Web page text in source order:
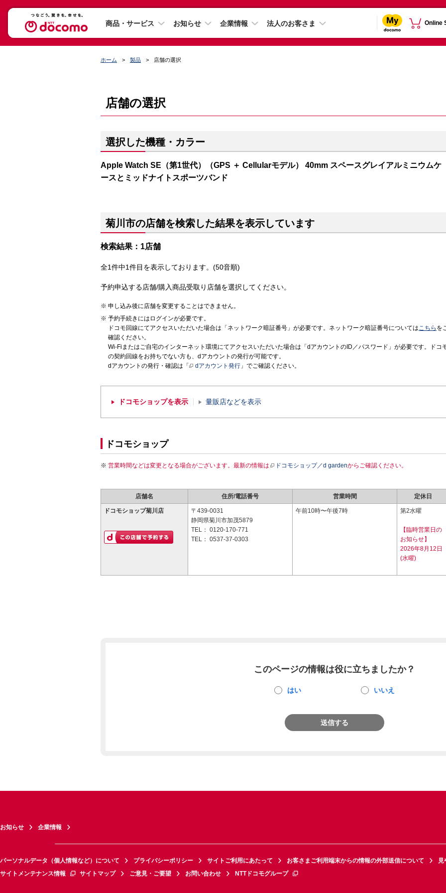
商品・サービス お知らせ 企業情報 法人のお客さま Online
ホーム 製品 店舗の選択
店舗の選択
選択した機種・カラー
Apple Watch SE（第1世代）（GPS ＋ Cellularモデル） 40mm スペースグレイアルミニウムケ
ースとミッドナイトスポーツバンド
菊川市の店舗を検索した結果を表示しています
検索結果：1店舗
全1件中1件目を表示しております。(50音順)
予約申込する店舗/購入商品受取り店舗を選択してください。
申し込み後に店舗を変更することはできません。
予約手続きにはログインが必要です。
ドコモ回線にてアクセスいただいた場合は「ネットワーク暗証番号」が必要です。ネットワーク暗証番号についてはこちら を
確認ください。
Wi-Fiまたはご自宅のインターネット環境にてアクセスいただいた場合は「dアカウントのID／パスワード」が必要です。ドコ
の契約回線をお持ちでない方も、dアカウントの発行が可能です。
dアカウントの発行・確認は「
dアカウント発行 」でご確認ください。
ドコモショップを表示 量販店などを表示
ドコモショップ
営業時間などは変更となる場合がございます。最新の情報は ドコモショップ／d gardenからご確認ください。
店舗名 住所/電話番号 営業時間 定休日
ドコモショップ菊川店
〒439-0031
静岡県菊川市加茂5879
TEL： 0120-170-771
TEL： 0537-37-0303
午前10時〜午後7時 第2水曜
【臨時営業日の
お知らせ】
2026年8月12日
(水曜)
このページの情報は役に立ちましたか？
はい いいえ
送信する
お知らせ 企業情報
パーソナルデータ（個人情報など）について プライバシーポリシー サイトご利用にあたって お客さまご利用端末からの情報の外部送信について
見
サイトメンテナンス情報
サイトマップ ご意見・ご要望 お問い合わせ NTTドコモグループ